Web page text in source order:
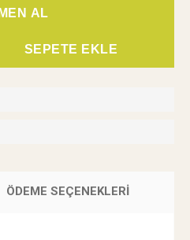
ÖDEME SEÇENEKLERI